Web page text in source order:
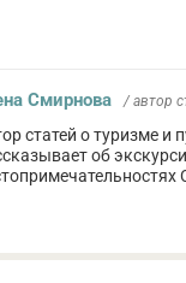
Смирнова / автор
статей о туризме и
об